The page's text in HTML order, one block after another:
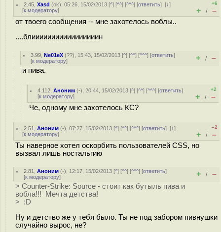
2.45 ,Xasd (ok), 05:26, 15/02/2013 [^] [^^] [^^^] [ответить][↓]
[к модератору]
+6
+ / –
от твоего сообщения -- мне захотелось воблы..
....блииииииииииииииииин
3.99 ,Ne01eX (??), 15:43, 15/02/2013 [^] [^^] [^^^] [ответить]
[к модератору] + / –
и пива.
4.112 ,Аноним (-), 20:44, 15/02/2013 [^] [^^] [^^^] [ответить]
[к модератору]
+2
+ / –
Че, одному мне захотелось КС?
2.51 ,Аноним (-), 07:27, 15/02/2013 [^] [^^] [^^^] [ответить][↑]
[к модератору]
–2
+ / –
Ты наверное хотел оскорбить пользователей CSS, но
вызвал лишь ностальгию
2.81 ,Аноним (-), 12:17, 15/02/2013 [^] [^^] [^^^] [ответить]
[к модератору] + / –
> Counter-Strike: Source - стоит как бутыль пива и
вобла!!! Мечта детства!
> :D
Ну и детство же у тебя было. Ты не под забором пивнушки
случайно вырос, не?